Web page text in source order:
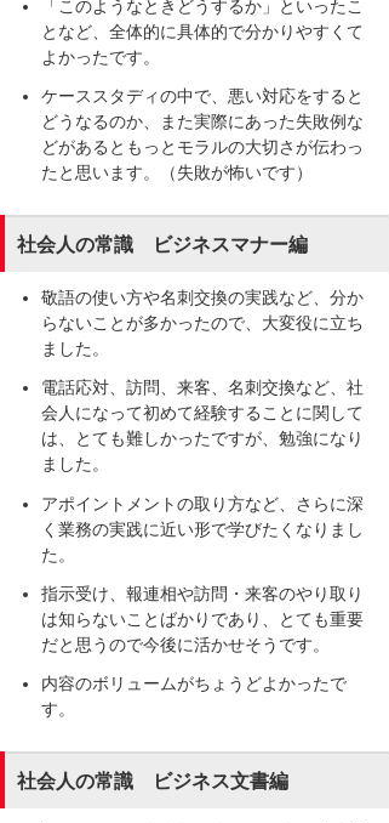
「このようなときどうするか」といったこ
となど、全体的に具体的で分かりやすくて
よかったです。
ケーススタディの中で、悪い対応をすると
どうなるのか、また実際にあった失敗例な
どがあるともっとモラルの大切さが伝わっ
たと思います。（失敗が怖いです）
社会人の常識 ビジネスマナー編
敬語の使い方や名刺交換の実践など、分か
らないことが多かったので、大変役に立ち
ました。
電話応対、訪問、来客、名刺交換など、社
会人になって初めて経験することに関して
は、とても難しかったですが、勉強になり
ました。
アポイントメントの取り方など、さらに深
く業務の実践に近い形で学びたくなりまし
た。
指示受け、報連相や訪問・来客のやり取り
は知らないことばかりであり、とても重要
だと思うので今後に活かせそうです。
内容のボリュームがちょうどよかったで
す。
社会人の常識 ビジネス文書編